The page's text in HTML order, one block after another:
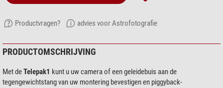
Productvragen? advies voor Astrofotografie
PRODUCTOMSCHRIJVING
Met deTelepak1 kunt u uw camera of een geleidebuis aan de
tegengewichtstang van uw montering bevestigen en piggyback-